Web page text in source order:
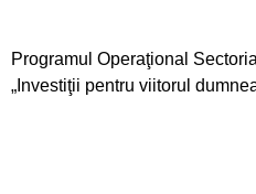
Programul Operaţional
„Investiţii pentru viitorul